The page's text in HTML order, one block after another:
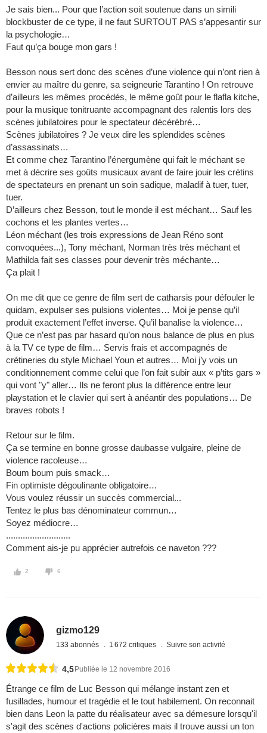
Je sais bien... Pour que l’action soit soutenue dans un simili
blockbuster de ce type, il ne faut SURTOUT PAS s’appesantir sur
la psychologie…
Faut qu’ça bouge mon gars !
Besson nous sert donc des scènes d’une violence qui n’ont rien à
envier au maître du genre, sa seigneurie Tarantino ! On retrouve
d’ailleurs les mêmes procédés, le même goût pour le flafla kitche,
pour la musique tonitruante accompagnant des ralentis lors des
scènes jubilatoires pour le spectateur décérébré…
Scènes jubilatoires ? Je veux dire les splendides scènes
d’assassinats…
Et comme chez Tarantino l’énergumène qui fait le méchant se
met à décrire ses goûts musicaux avant de faire jouir les crétins
de spectateurs en prenant un soin sadique, maladif à tuer, tuer,
tuer.
D’ailleurs chez Besson, tout le monde il est méchant… Sauf les
cochons et les plantes vertes…
Léon méchant (les trois expressions de Jean Réno sont
convoquées...), Tony méchant, Norman très très méchant et
Mathilda fait ses classes pour devenir très méchante…
Ça plait !
On me dit que ce genre de film sert de catharsis pour défouler le
quidam, expulser ses pulsions violentes… Moi je pense qu’il
produit exactement l’effet inverse. Qu’il banalise la violence…
Que ce n’est pas par hasard qu’on nous balance de plus en plus
à la TV ce type de film… Servis frais et accompagnés de
crétineries du style Michael Youn et autres… Moi j’y vois un
conditionnement comme celui que l’on fait subir aux « p’tits gars »
qui vont "y" aller… Ils ne feront plus la différence entre leur
playstation et le clavier qui sert à anéantir des populations… De
braves robots !
Retour sur le film.
Ça se termine en bonne grosse daubasse vulgaire, pleine de
violence racoleuse…
Boum boum puis smack…
Fin optimiste dégoulinante obligatoire…
Vous voulez réussir un succès commercial...
Tentez le plus bas dénominateur commun…
Soyez médiocre…
...........................
Comment ais-je pu apprécier autrefois ce naveton ???
2 6
gizmo129
133 abonnés 1 672 critiques Suivre son activité
4,5 Publiée le 12 novembre 2016
Étrange ce film de Luc Besson qui mélange instant zen et
fusillades, humour et tragédie et le tout habilement. On reconnait
bien dans Leon la patte du réalisateur avec sa démesure lorsqu'il
s'agit des scènes d'actions policières mais il trouve aussi un ton